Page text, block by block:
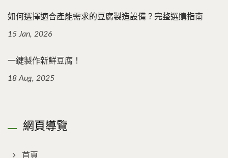
如何選擇適合產能需求的豆腐製造設備？完整選購指南
15 Jan, 2026
一鍵製作新鮮豆腐！
18 Aug, 2025
網頁導覽
首頁